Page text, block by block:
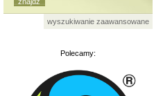
wyszukiwanie zaawansowane
Polecamy: